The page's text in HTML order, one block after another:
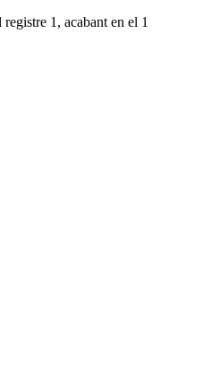
1, acabant en el 1